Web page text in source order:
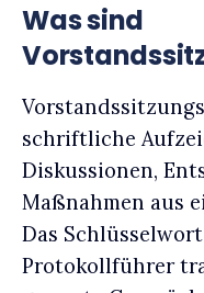
Was sind
schriftliche
Diskussionen,
Maßnahmen aus
Das
Protokollführer